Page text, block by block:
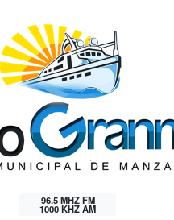
96.5 MHZ FM
1000 KHZ AM